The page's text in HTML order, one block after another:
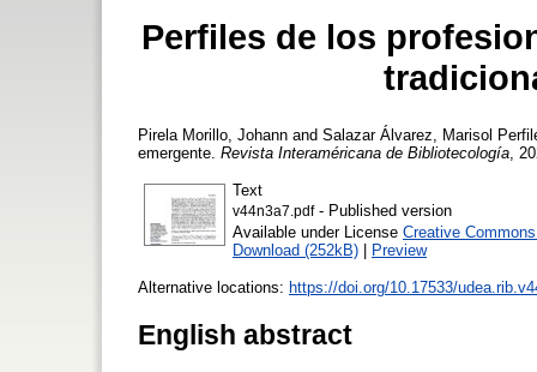
Perfiles de los
Pirela Morillo, Johann and Salazar Álvarez, Marisol
emergente. Revista Interaméricana de Bibliotecología ,
Text
v44n3a7.pdf- Published version
Available under License Creative
Download (252kB) | Preview
Alternative locations: https://doi.org/10.17533/
English abstract